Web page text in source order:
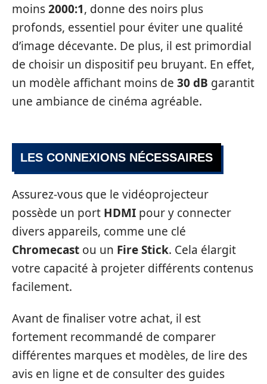
moins2000:1, donne des noirs plus
profonds, essentiel pour éviter une qualité
d’image décevante. De plus, il est primordial
de choisir un dispositif peu bruyant. En effet,
un modèle affichant moins de 30 dB garantit
une ambiance de cinéma agréable.
LES CONNEXIONS NÉCESSAIRES
Assurez-vous que le vidéoprojecteur
possède un port HDMI pour y connecter
divers appareils, comme une clé
Chromecast ou un Fire Stick. Cela élargit
votre capacité à projeter différents contenus
facilement.
Avant de finaliser votre achat, il est
fortement recommandé de comparer
différentes marques et modèles, de lire des
avis en ligne et de consulter des guides